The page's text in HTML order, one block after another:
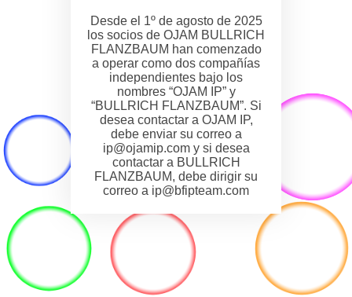
Desde el 1º de agosto de 2025
los socios de OJAM BULLRICH
FLANZBAUM han comenzado
a operar como dos compañías
independientes bajo los
nombres “OJAM IP” y
“BULLRICH FLANZBAUM”. Si
desea contactar a OJAM IP,
debe enviar su correo a
ip@ojamip.com y si desea
contactar a BULLRICH
FLANZBAUM, debe dirigir su
correo a ip@bfipteam.com